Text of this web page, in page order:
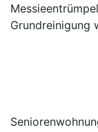
Grundreinigung